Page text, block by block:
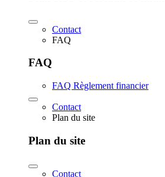
Contact
FAQ
FAQ
FAQ Règlement financier
Contact
Plan du site
Plan du site
Contact